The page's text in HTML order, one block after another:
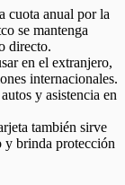
cuota anual por la
se mantenga
directo.
en el extranjero,
internacionales.
y asistencia en
también sirve
y brinda protección